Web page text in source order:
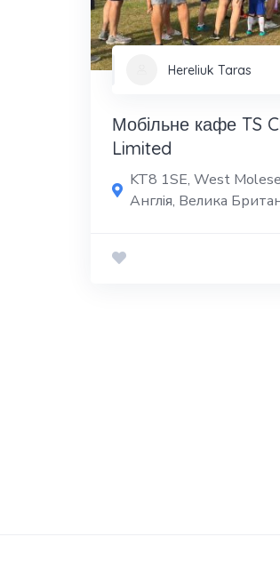
Hereliuk Taras
Мобільне кафе TS
Limited
KT8 1SE, West
Англія, Велика